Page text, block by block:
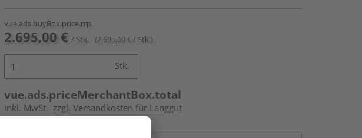
vue.ads.buyBox.price.rrp
2.695,00 € / Stk. (2.695,00 € / Stk.)
Stk.
vue.ads.priceMerchantBox.total
inkl. MwSt.zzgl. Versandkosten für Langgut